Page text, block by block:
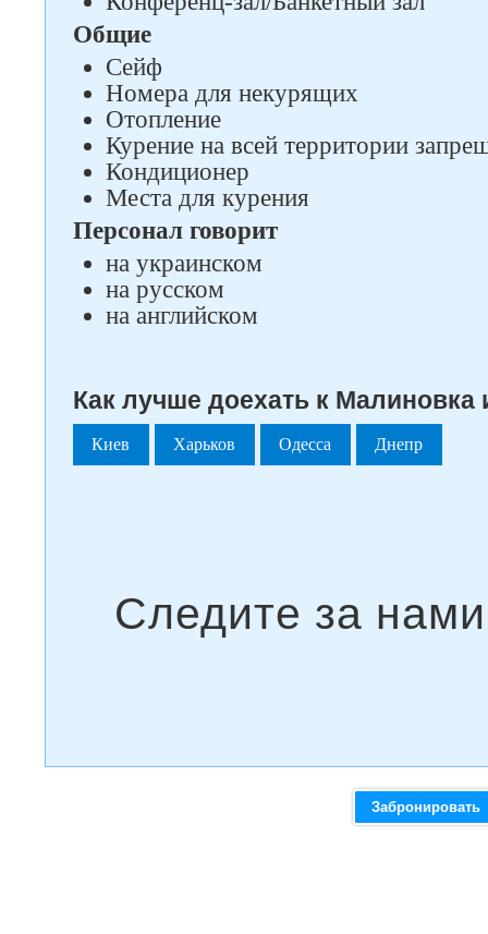
Общие
Сейф
Номера для некурящих
Отопление
Курение на всей территории
Кондиционер
Места для курения
Персонал говорит
на украинском
на русском
на английском
Как лучше доехать к Малиновка
Киев Харьков Одесса Днепр
Забронировать